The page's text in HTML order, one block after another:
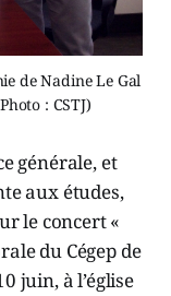
de Nadine Le Gal
: CSTJ)
générale, et
aux études,
le concert «
du Cégep de
juin, à l’église